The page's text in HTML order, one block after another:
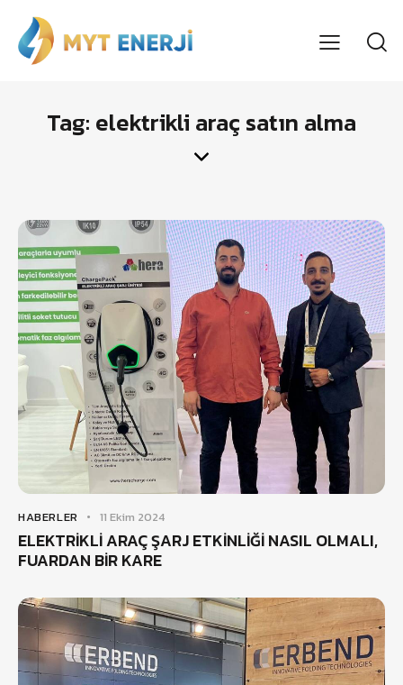
Tag: elektrikli araç satın alma
HABERLER 11 Ekim 2024
ELEKTRİKLİ ARAÇ ŞARJ ETKİNLİĞİ NASIL OLMALI,
FUARDAN BİR KARE